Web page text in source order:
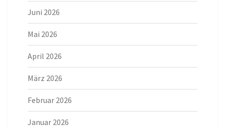
Juni 2026
Mai 2026
April 2026
März 2026
Februar 2026
Januar 2026